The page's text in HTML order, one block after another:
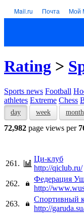
Mail.ru Почта Мой
Rating >
Sports news Football
athletes Extreme Chess
day week month
72,982 page views per
261.
Ци-клуб
http://qiclub.ru/
262.
Федерация
http://
263.
Спортивный
http://